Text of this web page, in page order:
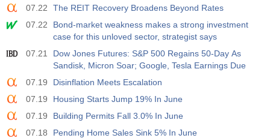
07.22
The REIT Recovery Broadens Beyond Rates
07.22
Bond-market weakness makes a strong investment
case for this unloved sector, strategist says
07.21
Dow Jones Futures: S&P 500 Regains 50-Day As
Sandisk, Micron Soar; Google, Tesla Earnings Due
07.19
Disinflation Meets Escalation
07.19
Housing Starts Jump 19% In June
07.19
Building Permits Fall 3.0% In June
07.18
Pending Home Sales Sink 5% In June